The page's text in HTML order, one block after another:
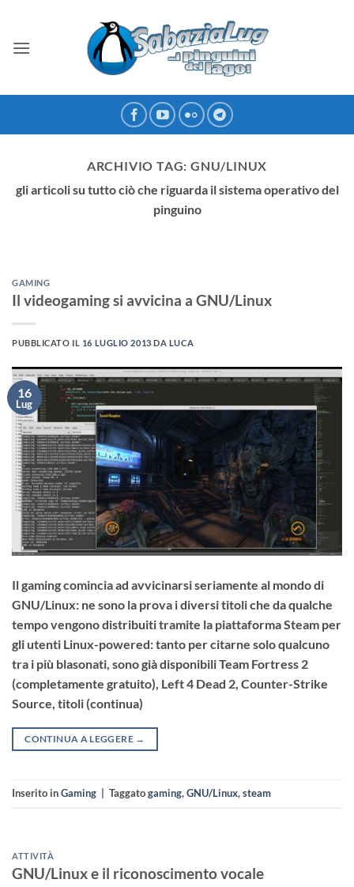
contenuti
ARCHIVIO TAG: GNU/LINUX
gli articoli su tutto ciò che riguarda il sistema operativo del
pinguino
GAMING
Il videogaming si avvicina a GNU/Linux
PUBBLICATO IL 16 LUGLIO 2013 DA LUCA
16
Lug
Il gaming comincia ad avvicinarsi seriamente al mondo di
GNU/Linux: ne sono la prova i diversi titoli che da qualche
tempo vengono distribuiti tramite la piattaforma Steam per
gli utenti Linux-powered: tanto per citarne solo qualcuno
tra i più blasonati, sono già disponibili Team Fortress 2
(completamente gratuito), Left 4 Dead 2, Counter-Strike
Source, titoli (continua)
CONTINUA A LEGGERE →
Inserito inGaming Taggatogaming,GNU/Linux,steam
ATTIVITÀ
GNU/Linux e il riconoscimento vocale